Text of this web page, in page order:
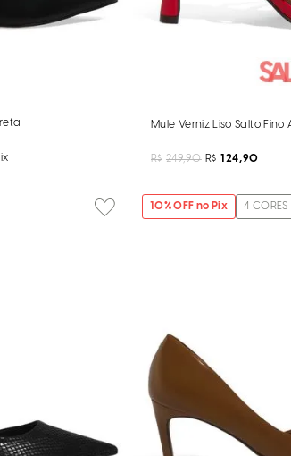
Mule Verniz Liso Salto Fino
R$ 249,90 R$ 124,90
10% OFF no Pix 4 CORES